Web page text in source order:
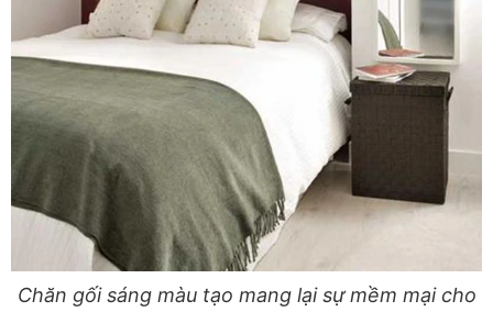
Chăn gối sáng màu tạo mang lại sự mềm mại cho